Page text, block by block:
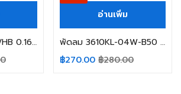
พัดลม AFB0624VHB 0.16A 24VDC DELTA 3สาย
อ่านเพิ่ม
พัดลม 3610KL-04W-B50 12VDC 0.43A NMB-MAT
฿270.00 ฿280.00